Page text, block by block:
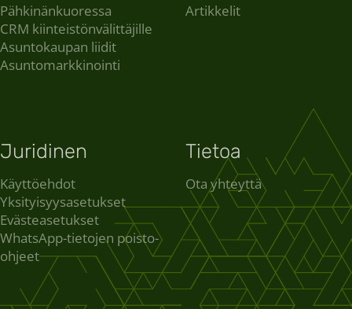
Pähkinänkuoressa
CRM kiinteistönvälittäjille
Asuntokaupan liidit
Asuntomarkkinointi
Artikkelit
Juridinen
Käyttöehdot
Yksityisyysasetukset
Evästeasetukset
WhatsApp-tietojen poisto-
ohjeet
Tietoa
Ota yhteyttä